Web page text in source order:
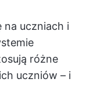
na uczniach i
różne
uczniów – i